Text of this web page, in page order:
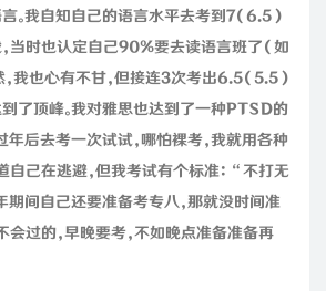
。我自知自己的语言水平去考到7（6.5）
当时也认定自己90%要去读语言班了（如
，我也心有不甘，但接连3次考出6.5（5.5）
了顶峰。我对雅思也达到了一种PTSD的
年后去考一次试试，哪怕裸考，我就用各种
自己在逃避，但我考试有个标准：“不打无
期间自己还要准备考专八，那就没时间准
会过的，早晚要考，不如晚点准备准备再